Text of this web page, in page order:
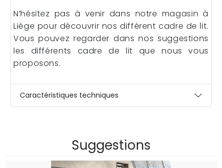
N’hésitez pas à venir dans notre magasin à
Liège pour découvrir nos différent cadre de lit.
Vous pouvez regarder dans nos suggestions
les différents cadre de lit que nous vous
proposons.
Caractéristiques techniques
Suggestions